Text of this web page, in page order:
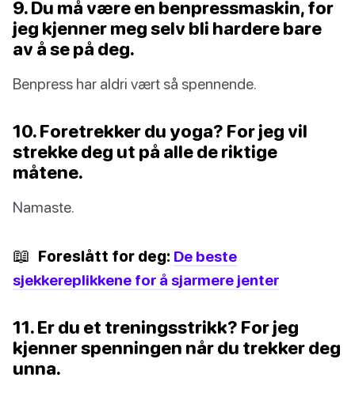
9. Du må være en benpressmaskin, for
jeg kjenner meg selv bli hardere bare
av å se på deg.
Benpress har aldri vært så spennende.
10. Foretrekker du yoga? For jeg vil
strekke deg ut på alle de riktige
måtene.
Namaste.
📖 Foreslått for deg: De beste
sjekkereplikkene for å sjarmere jenter
11. Er du et treningsstrikk? For jeg
kjenner spenningen når du trekker deg
unna.